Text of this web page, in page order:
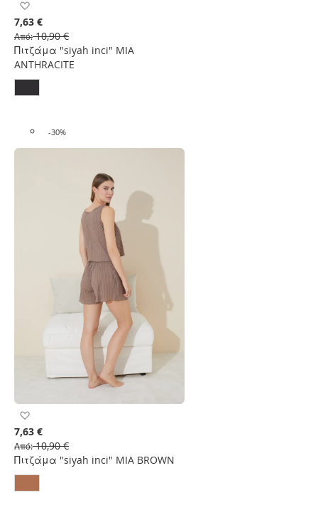
στη
Λίστα
Επιθυμιών
Πιτζάμα "siyah inci" MIA
ANTHRACITE
7,63 €
Από 10,90 €
-30%
στη
Λίστα
Επιθυμιών
Πιτζάμα "siyah inci" MIA BROWN
7,63 €
Από 10,90 €